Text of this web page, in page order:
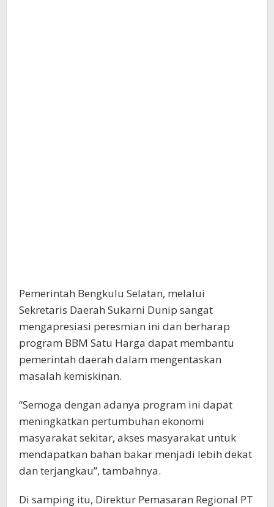
Pemerintah Bengkulu Selatan, melalui
Sekretaris Daerah Sukarni Dunip sangat
mengapresiasi peresmian ini dan berharap
program BBM Satu Harga dapat membantu
pemerintah daerah dalam mengentaskan
masalah kemiskinan.
“Semoga dengan adanya program ini dapat
meningkatkan pertumbuhan ekonomi
masyarakat sekitar, akses masyarakat untuk
mendapatkan bahan bakar menjadi lebih dekat
dan terjangkau”, tambahnya.
Di samping itu, Direktur Pemasaran Regional PT